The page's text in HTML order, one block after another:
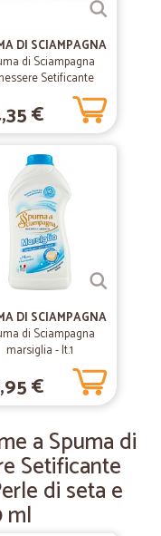
03/12/2019
soddisfatta
27/06/2019
trasmetto un giudizio
che connotano la Vs.
DI SCIAMPAGNA
di Sciampagna
Setificante
Profumato Perle di
e Vaniglia 4 x 90 g
€
DI SCIAMPAGNA
di Sciampagna
marsiglia - lt.1
€
a Spuma di
Setificante
di seta e
ml